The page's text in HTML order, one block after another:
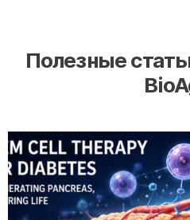
Полезные